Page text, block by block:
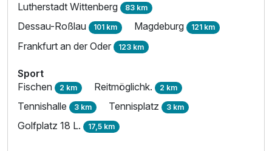
Lutherstadt Wittenberg 83 km
Dessau-Roßlau 101 km Magdeburg 121 km
Frankfurt an der Oder 123 km
Sport
Fischen 2 km Reitmöglichk. 2 km
Tennishalle 3 km Tennisplatz 3 km
Golfplatz 18 L. 17,5 km